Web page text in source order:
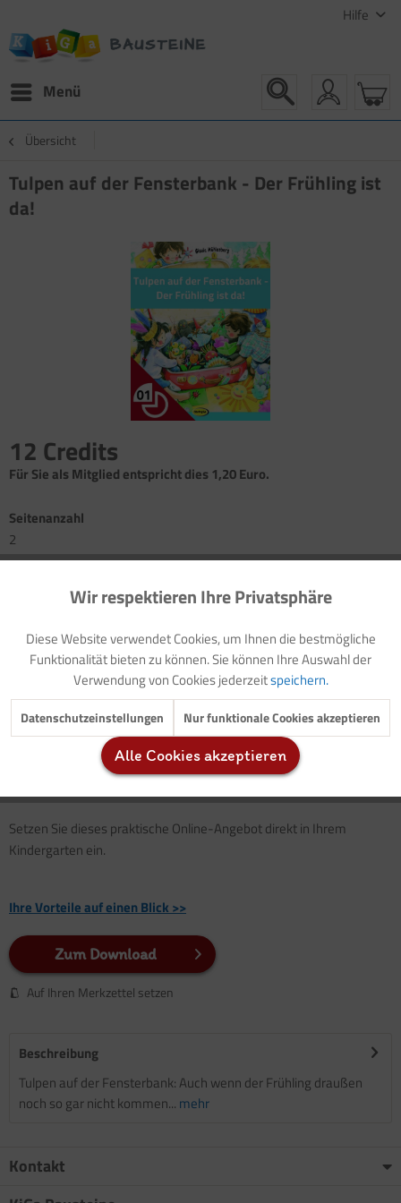
Hilfe
Menü
Übersicht
Tulpen auf der Fensterbank - Der Frühling ist
da!
12 Credits
Für Sie als Mitglied entspricht dies 1,20 Euro.
Seitenanzahl
2
Bild: Der Frühling ist da!
Bastelanleitung: Tulpen auf der Fensterbank
Anleitung zur Herstellung der Schablonen
Schablone
Tulpen auf der Fensterbank: Auch wenn der Frühling
so gar nicht kommen mag, im Wohnzimmer auf der Fensterbank
Setzen Sie dieses praktische Online-Angebot direkt in Ihrem
Kindergarten ein.
Ihre Vorteile auf einen Blick >>
Zum Download
Auf Ihren Merkzettel setzen
Beschreibung
Tulpen auf der Fensterbank: Auch wenn der Frühling draußen
noch so gar nicht kommen... mehr
Kontakt
Funktionale Aktiv
Marketing Inaktiv
Tracking Inaktiv
Inaktiv
Wir respektieren Ihre Privatsphäre
Diese Website verwendet Cookies, um Ihnen die bestmögliche
Funktionalität bieten zu können. Sie können Ihre Auswahl der
Verwendung von Cookies jederzeitspeichern.
Datenschutzeinstellungen Nur funktionale Cookies akzeptieren
Alle Cookies akzeptieren